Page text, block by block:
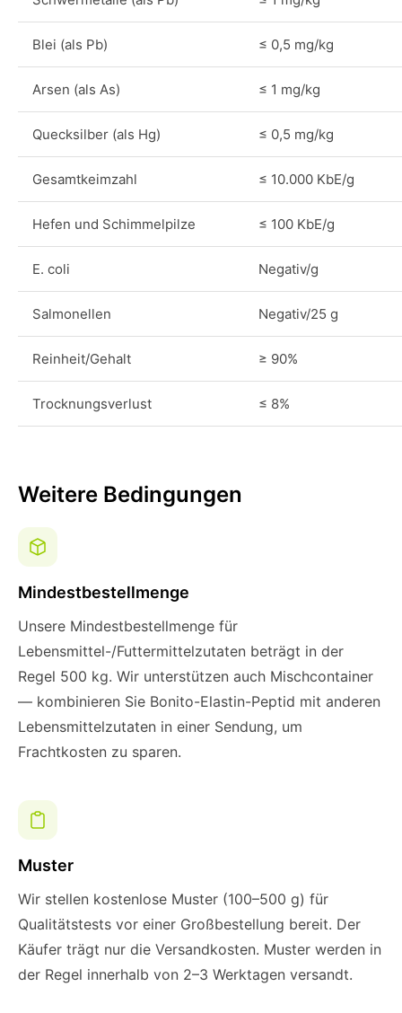
Blei (als Pb) ≤ 0,5 mg/kg
Arsen (als As) ≤ 1 mg/kg
Quecksilber (als Hg) ≤ 0,5 mg/kg
Gesamtkeimzahl ≤ 10.000 KbE/g
Hefen und Schimmelpilze ≤ 100 KbE/g
E. coli Negativ/g
Salmonellen Negativ/25 g
Reinheit/Gehalt ≥ 90%
Trocknungsverlust ≤ 8%
Weitere Bedingungen
Mindestbestellmenge
Unsere Mindestbestellmenge für
Lebensmittel-/Futtermittelzutaten beträgt in der
Regel 500 kg. Wir unterstützen auch Mischcontainer
— kombinieren Sie Bonito-Elastin-Peptid mit anderen
Lebensmittelzutaten in einer Sendung, um
Frachtkosten zu sparen.
Muster
Wir stellen kostenlose Muster (100–500 g) für
Qualitätstests vor einer Großbestellung bereit. Der
Käufer trägt nur die Versandkosten. Muster werden in
der Regel innerhalb von 2–3 Werktagen versandt.